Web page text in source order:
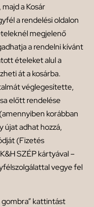
a Kosár
a rendelési oldalon
megjelenő
a rendelni kívánt
ételeket alul a
át a kosárba.
véglegesítette,
előtt rendelése
korábban
újat adhat hozzá,
(Fizetés
SZÉP kártyával –
vegye fel
gombra” kattintást